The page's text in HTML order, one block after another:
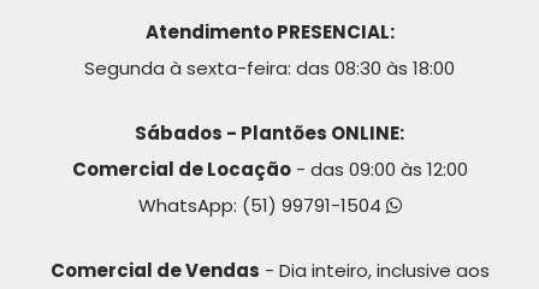
Atendimento PRESENCIAL:
Segunda à sexta-feira: das 08:30 às 18:00
Sábados - Plantões ONLINE:
Comercial de Locação- das 09:00 às 12:00
WhatsApp: (51) 99791-1504
Comercial de Vendas - Dia inteiro, inclusive aos